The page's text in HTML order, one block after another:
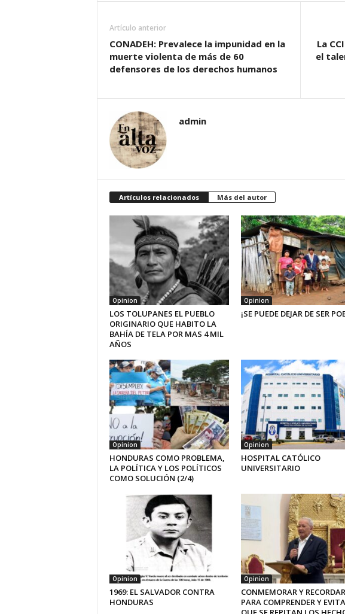
Artículo anterior
CONADEH: Prevalece la impunidad en la
muerte violenta de más de 60
defensores de los derechos humanos
La
el
admin
Artículos relacionados Más del autor
Opinion
LOS TOLUPANES EL PUEBLO
ORIGINARIO QUE HABITO LA
BAHÍA DE TELA POR MAS 4 MIL
AÑOS
Opinion
¡SE PUEDE DEJAR DE SER
Opinion
HONDURAS COMO PROBLEMA,
LA POLÍTICA Y LOS POLÍTICOS
COMO SOLUCIÓN (2/4)
Opinion
HOSPITAL CATÓLICO
UNIVERSITARIO
Opinion
1969: EL SALVADOR CONTRA
HONDURAS
Opinion
CONMEMORAR Y RECORDAR
PARA COMPRENDER Y